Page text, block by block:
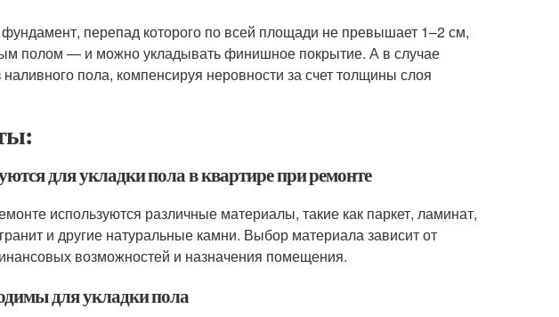
перепад которого по всей площади не превышает 1–2 см,
полом — и можно укладывать финишное покрытие. А в случае
пола, компенсируя неровности за счет толщины слоя
для укладки пола в квартире при ремонте
используются различные материалы, такие как паркет, ламинат,
и другие натуральные камни. Выбор материала зависит от
возможностей и назначения помещения.
для укладки пола